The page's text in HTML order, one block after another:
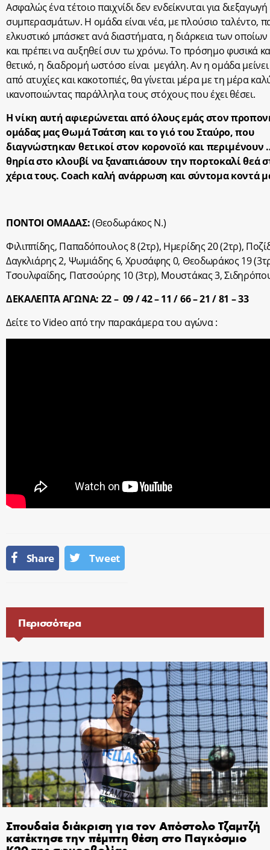
Ασφαλώς ένα τέτοιο παιχνίδι δεν ενδείκνυται για διεξαγωγή
συμπερασμάτων. Η ομάδα είναι νέα, με πλούσιο ταλέντο,
ελκυστικό μπάσκετ ανά διαστήματα, η διάρκεια των οποίων
και πρέπει να αυξηθεί συν τω χρόνω. Το πρόσημο φυσικά
θετικό, η διαδρομή ωστόσο είναι μεγάλη. Αν η ομάδα
από ατυχίες και κακοτοπιές, θα γίνεται μέρα με τη μέρα
ικανοποιώντας παράλληλα τους στόχους που έχει θέσει.
Η νίκη αυτή αφιερώνεται από όλους εμάς στον
ομάδας μας Θωμά Τσάτση και το γιό του Σταύρο, που
διαγνώστηκαν θετικοί στον κορονοϊό και περιμένουν
θηρία στο κλουβί να ξαναπιάσουν την πορτοκαλί θεά
χέρια τους. Coach καλή ανάρρωση και σύντομα κοντά
ΠΟΝΤΟΙ ΟΜΑΔΑΣ:(Θεοδωράκος Ν.)
Φιλιππίδης, Παπαδόπουλος 8 (2τρ), Ημερίδης 20 (2τρ),
Δαγκλιάρης 2, Ψωμιάδης 6, Χρυσάφης 0, Θεοδωράκος 19
Τσουλφαΐδης, Πατσούρης 10 (3τρ), Μουστάκας 3,
ΔΕΚΑΛΕΠΤΑ ΑΓΩΝΑ: 22 – 09 / 42 – 11 / 66 – 21 /81 – 33
Δείτε το Video από την παρακάμερα του αγώνα :
Share Tweet
Περισσότερα
Σπουδαία διάκριση για τον Απόστολο Τζαμτζή
κατέκτησε την πέμπτη θέση στο Παγκόσμιο